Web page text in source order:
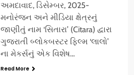
અમદાવાદ, ડિસેમ્બર, 2025-
મનોરંજન અને મીડિયા ક્ષેત્રનું
જાણીતું નામ ‘સિતારા’ (Citara) દ્વારા
ગુજરાતી બ્લોકબસ્ટર ફિલ્મ ‘લાલો’
ના મેકર્સનું એક વિશેષ…
Read More